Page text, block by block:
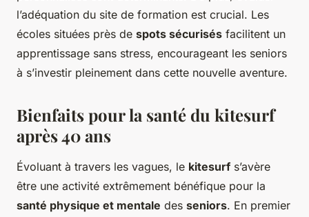
l’adéquation du site de formation est crucial. Les
écoles situées près de spots sécurisés facilitent un
apprentissage sans stress, encourageant les seniors
à s’investir pleinement dans cette nouvelle aventure.
Bienfaits pour la santé du kitesurf
après 40 ans
Évoluant à travers les vagues, le kitesurf s’avère
être une activité extrêmement bénéfique pour la
santé physique et mentale des seniors. En premier